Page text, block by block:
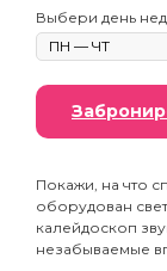
Выбери день
Покажи, на что
оборудован
калейдоскоп
незабываемые